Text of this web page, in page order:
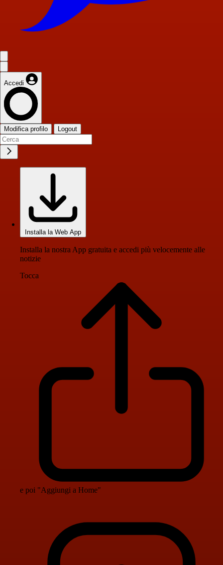
Accedi
Modifica profilo Logout
Installa la Web App
Installa la nostra App gratuita e accedi più velocemente alle
notizie
Tocca
e poi "Aggiungi a Home"